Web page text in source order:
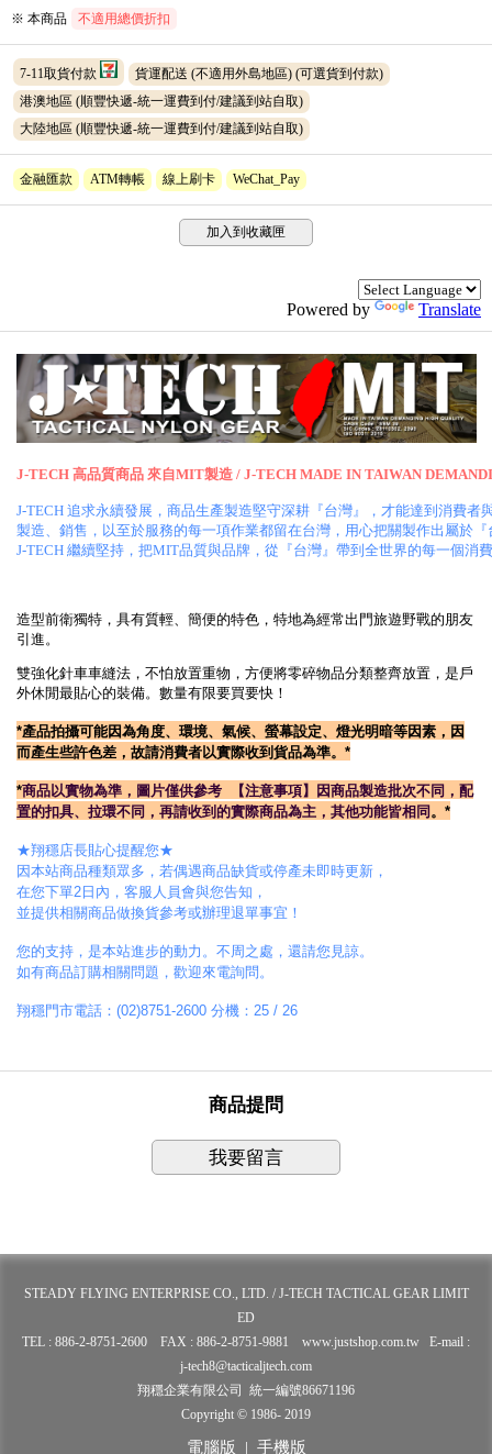
※ 本商品
不適用總價折扣
7-11取貨付款 貨運配送 (不適用外島地區) (可選貨到付款)
港澳地區 (順豐快遞-統一運費到付/建議到站自取)
大陸地區 (順豐快遞-統一運費到付/建議到站自取)
金融匯款 ATM轉帳 線上刷卡 WeChat_Pay
加入到收藏匣
Powered by Translate
J-TECH 高品質商品 來自MIT製造 / J-TECH MADE IN TAIWAN
J-TECH 追求永續發展，商品生產製造堅守深耕『台灣』，才能達到消費
製造、銷售，以至於服務的每一項作業都留在台灣，用心把關製作出屬於『
J-TECH 繼續堅持，把MIT品質與品牌，從『台灣』帶到全世界的每一個消
造型前衛獨特，具有質輕、簡便的特色，特地為經常出門旅遊野戰的朋友
引進。
雙強化針車車縫法，不怕放置重物，方便將零碎物品分類整齊放置，是戶
外休閒最貼心的裝備。數量有限要買要快！
*產品拍攝可能因為角度、環境、氣候、螢幕設定、燈光明暗等因素，因
而產生些許色差，故請消費者以實際收到貨品為準。*
*商品以實物為準，圖片僅供參考 【注意事項】
因商品製造批次不同，配
置的扣具、拉環不同 ， 再請收到的實際商品為主，其他功能皆相同 。*
★翔穩店長貼心提醒您★
因本站商品種類眾多，若偶遇商品缺貨或停產未即時更新，
在您下單2日內，客服人員會與您告知，
並提供相關商品做換貨參考或辦理退單事宜！
您的支持，是本站進步的動力。不周之處，還請您見諒。
如有商品訂購相關問題，歡迎來電詢問。
翔穩門市電話：(02)8751-2600 分機：25 / 26
商品提問
我要留言
STEADY FLYING ENTERPRISE CO., LTD. / J-TECH TACTICAL GEAR LIMIT
ED
TEL : 886-2-8751-2600 FAX : 886-2-8751-9881 www.justshop.com.tw E-mail :
j-tech8@tacticaljtech.com
翔穩企業有限公司 統一編號86671196
Copyright © 1986- 2019
電腦版 | 手機版